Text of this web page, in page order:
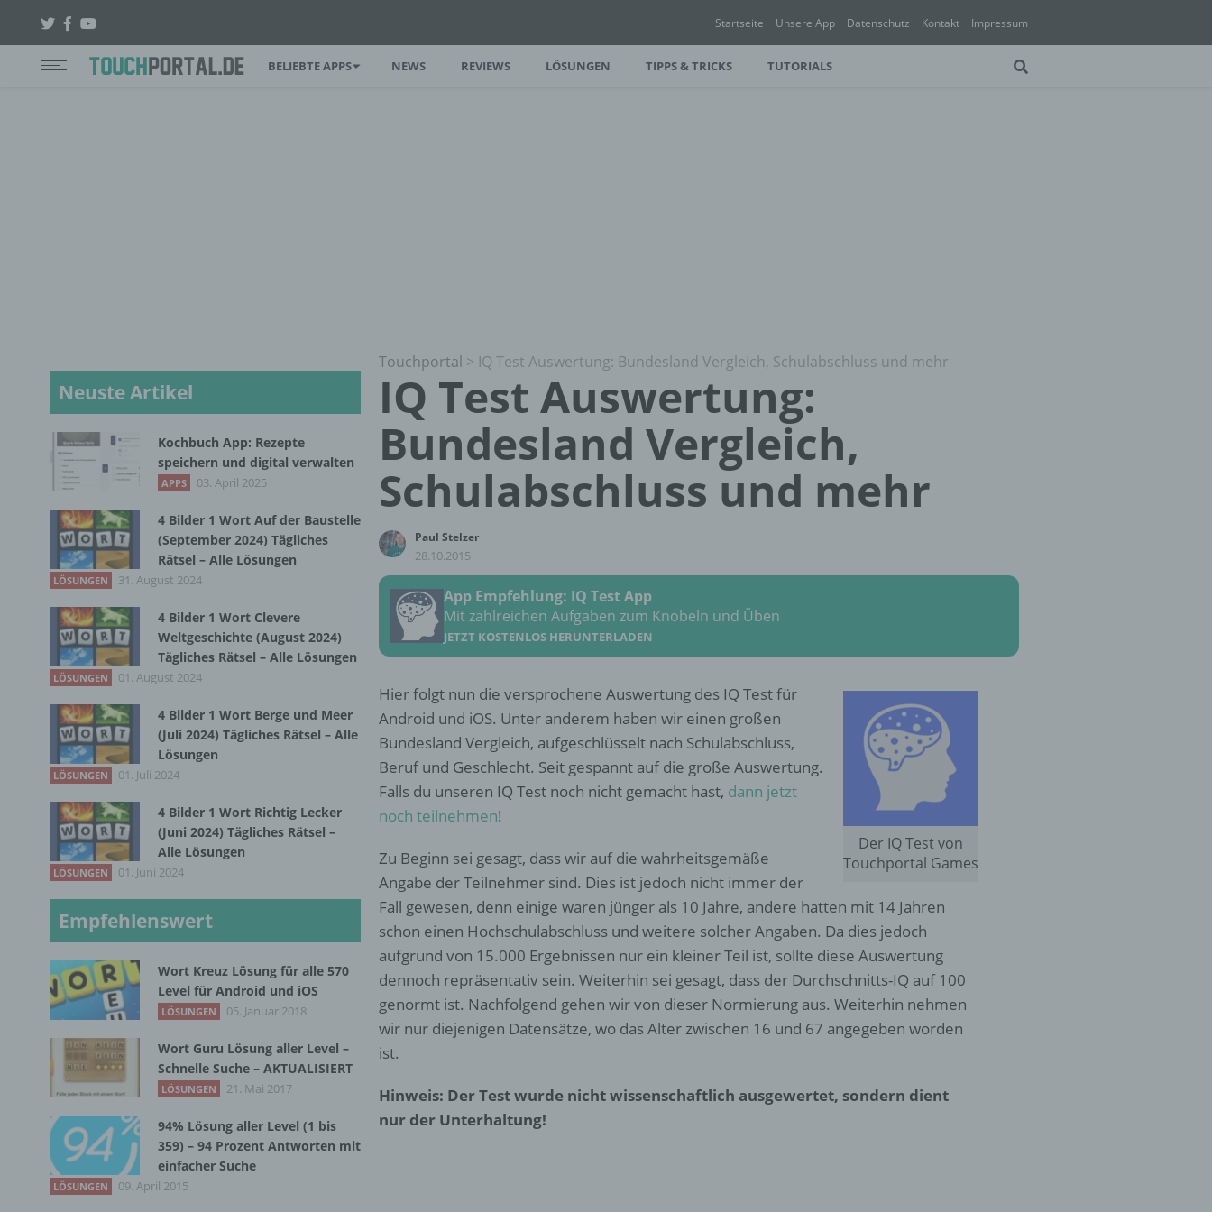
Startseite Unsere App Datenschutz Kontakt Impressum
BELIEBTE APPS NEWS REVIEWS LÖSUNGEN TIPPS & TRICKS TUTORIALS
Touchportal > IQ Test Auswertung: Bundesland Vergleich, Schulabschluss und mehr
IQ Test Auswertung:
Bundesland Vergleich,
Schulabschluss und mehr
Paul Stelzer
28.10.2015
App Empfehlung: IQ Test App
Mit zahlreichen Aufgaben zum Knobeln und Üben
JETZT KOSTENLOS HERUNTERLADEN
Der IQ Test von
Touchportal Games
Hier folgt nun die versprochene Auswertung des IQ Test für
Android und iOS. Unter anderem haben wir einen großen
Bundesland Vergleich, aufgeschlüsselt nach Schulabschluss,
Beruf und Geschlecht. Seit gespannt auf die große Auswertung.
Falls du unseren IQ Test noch nicht gemacht hast, dann jetzt
noch teilnehmen!
Zu Beginn sei gesagt, dass wir auf die wahrheitsgemäße
Angabe der Teilnehmer sind. Dies ist jedoch nicht immer der
Fall gewesen, denn einige waren jünger als 10 Jahre, andere hatten mit 14 Jahren
schon einen Hochschulabschluss und weitere solcher Angaben. Da dies jedoch
aufgrund von 15.000 Ergebnissen nur ein kleiner Teil ist, sollte diese Auswertung
dennoch repräsentativ sein. Weiterhin sei gesagt, dass der Durchschnitts-IQ auf 100
genormt ist. Nachfolgend gehen wir von dieser Normierung aus. Weiterhin nehmen
wir nur diejenigen Datensätze, wo das Alter zwischen 16 und 67 angegeben worden
ist.
Hinweis: Der Test wurde nicht wissenschaftlich ausgewertet, sondern dient
nur der Unterhaltung!
Neuste Artikel
Kochbuch App: Rezepte
speichern und digital verwalten
APPS 03. April 2025
4 Bilder 1 Wort Auf der Baustelle
(September 2024) Tägliches
Rätsel – Alle Lösungen
LÖSUNGEN 31. August 2024
4 Bilder 1 Wort Clevere
Weltgeschichte (August 2024)
Tägliches Rätsel – Alle Lösungen
LÖSUNGEN 01. August 2024
4 Bilder 1 Wort Berge und Meer
(Juli 2024) Tägliches Rätsel – Alle
Lösungen
LÖSUNGEN 01. Juli 2024
4 Bilder 1 Wort Richtig Lecker
(Juni 2024) Tägliches Rätsel –
Alle Lösungen
LÖSUNGEN 01. Juni 2024
Empfehlenswert
Wort Kreuz Lösung für alle 570
Level für Android und iOS
LÖSUNGEN 05. Januar 2018
Wort Guru Lösung aller Level –
Schnelle Suche – AKTUALISIERT
LÖSUNGEN 21. Mai 2017
94% Lösung aller Level (1 bis
359) – 94 Prozent Antworten mit
einfacher Suche
LÖSUNGEN 09. April 2015